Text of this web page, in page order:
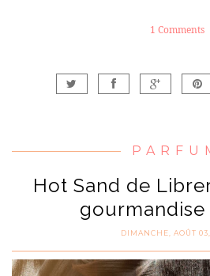
1 Comments
Hot Sand de
DIMANCHE, AOÛT